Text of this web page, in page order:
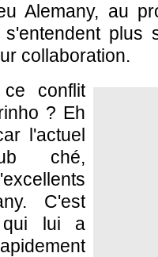
Alemany, au
plus
collaboration.
conflit
? Eh
l'actuel
ché,
C'est
qui lui a